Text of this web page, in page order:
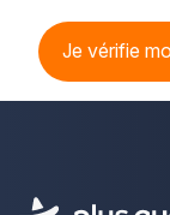
Je vérifie